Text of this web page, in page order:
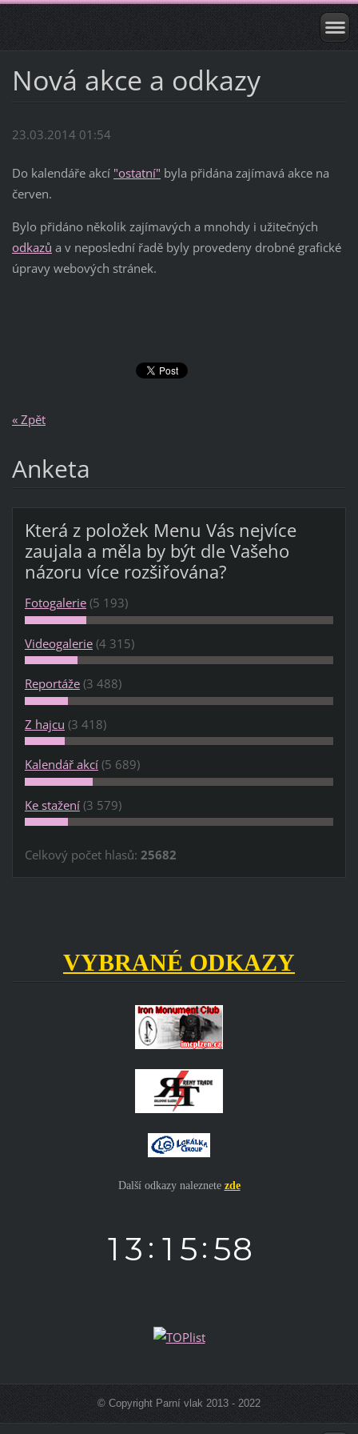
Nová akce a odkazy
23.03.2014 01:54
Do kalendáře akcí "ostatní" byla přidána zajímavá akce na
červen.
Bylo přidáno několik zajímavých a mnohdy i užitečných
odkazů a v neposlední řadě byly provedeny drobné grafické
úpravy webových stránek.
« Zpět
Anketa
Která z položek Menu Vás nejvíce
zaujala a měla by být dle Vašeho
názoru více rozšiřována?
Fotogalerie (5 193)
Videogalerie (4 315)
Reportáže (3 488)
Z hajcu (3 418)
Kalendář akcí (5 689)
Ke stažení (3 579)
Celkový počet hlasů: 25682
VYBRANÉ ODKAZY
Další odkazy naleznete zde
© Copyright Parní vlak 2013 - 2022